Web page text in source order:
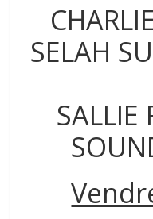
SELAH
SALLIE